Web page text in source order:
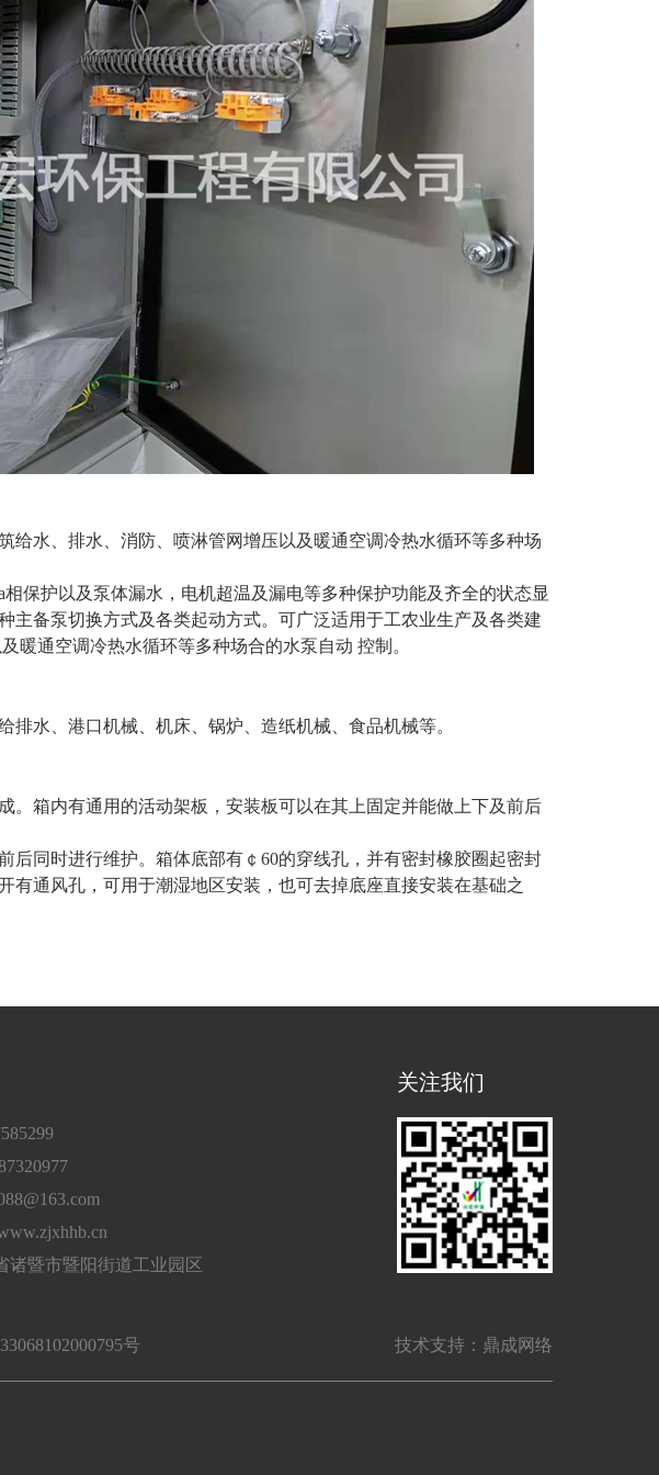
给水、排水、消防、喷淋管网增压以及暖通空调冷热水循环等多种场
保护以及泵体漏水，电机超温及漏电等多种保护功能及齐全的状态显
主备泵切换方式及各类起动方式。可广泛适用于工农业生产及各类建
暖通空调冷热水循环等多种场合的水泵自动 控制。
排水、港口机械、机床、锅炉、造纸机械、食品机械等。
。箱内有通用的活动架板，安装板可以在其上固定并能做上下及前后
后同时进行维护。箱体底部有￠60的穿线孔，并有密封橡胶圈起密封
有通风孔，可用于潮湿地区安装，也可去掉底座直接安装在基础之
暨市暨阳街道工业园区
关注我们
号 技术支持：鼎成网络